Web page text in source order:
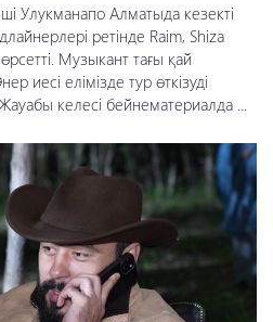
Улукманапо Алматыда кезекті
ретінде Raim, Shiza
Музыкант тағы қай
иесі елімізде тур өткізуді
келесі бейнематериалда ...